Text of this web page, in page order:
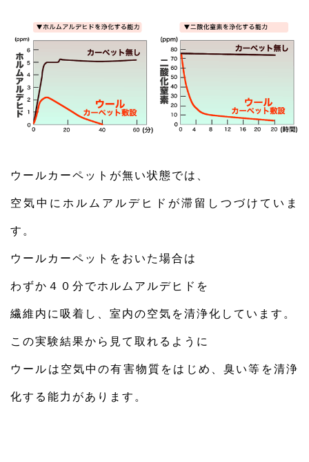
ウールカーペットが無い状態では、
空気中にホルムアルデヒドが滞留しつづけていま
す。
ウールカーペットをおいた場合は
わずか４０分でホルムアルデヒドを
繊維内に吸着し、室内の空気を清浄化しています。
この実験結果から見て取れるように
ウールは空気中の有害物質をはじめ、臭い等を清浄
化する能力があります。